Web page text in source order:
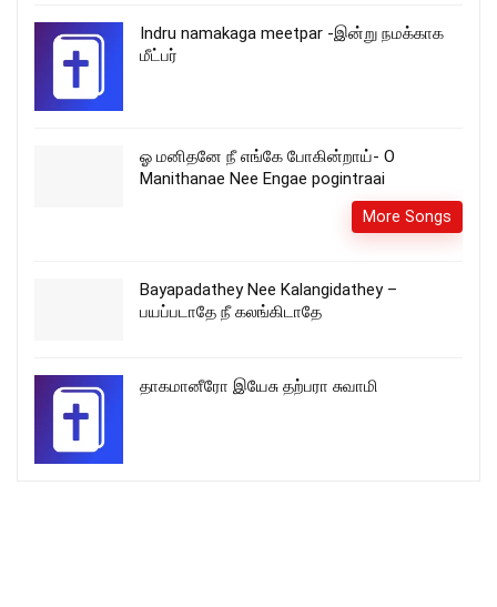
Indru namakaga meetpar -இன்று நமக்காக
மீட்பர்
ஓ மனிதனே நீ எங்கே போகின்றாய்- O
Manithanae Nee Engae pogintraai
More Songs
Bayapadathey Nee Kalangidathey –
பயப்படாதே நீ கலங்கிடாதே
தாகமானீரோ இயேசு தற்பரா சுவாமி